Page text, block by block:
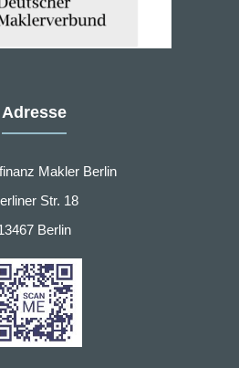
Adresse
Makler Berlin
Str. 18
Berlin